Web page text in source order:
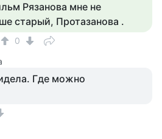
Рязанова мне не
старый, Протазанова .
0
Где можно